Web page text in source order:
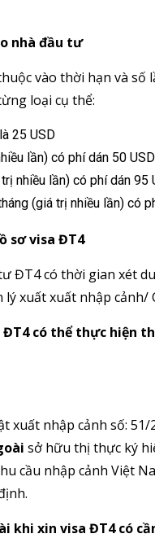
nhà đầu tư
vào thời hạn và số
loại cụ thể:
25 USD
lần) có phí dán 50 USD
nhiều lần) có phí dán 95
(giá trị nhiều lần) có
sơ visa ĐT4
ĐT4 có thời gian xét
xuất xuất nhập
ĐT4 có thể thực hiện
xuất nhập cảnh số:
sở hữu thị thực ký
cầu nhập cảnh Việt
khi xin visa ĐT4 có